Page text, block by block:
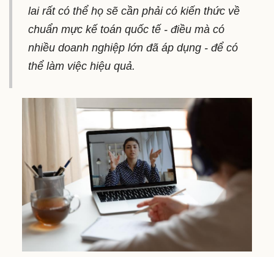
lai rất có thể họ sẽ cần phải có kiến thức về
chuẩn mực kế toán quốc tế - điều mà có
nhiều doanh nghiệp lớn đã áp dụng - để có
thể làm việc hiệu quả.